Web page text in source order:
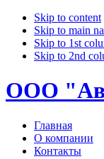
Skip to content
Skip to main
Skip to 1st
Skip to 2nd
ООО
Главная
О компании
Контакты